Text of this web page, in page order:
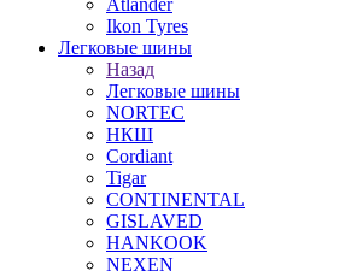
Atlander
Ikon Tyres
Легковые шины
Назад
Легковые шины
NORTEС
НКШ
Cordiant
Tigar
CONTINENTAL
GISLAVED
HANKOOK
NEXEN